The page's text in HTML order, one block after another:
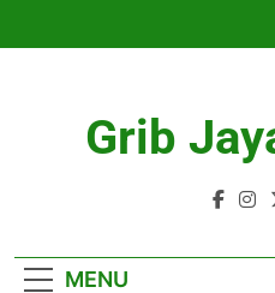
Grib
MENU